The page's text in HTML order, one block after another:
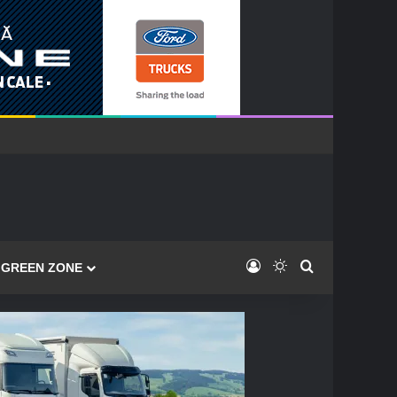
GREEN ZONE Log InSwitch skin